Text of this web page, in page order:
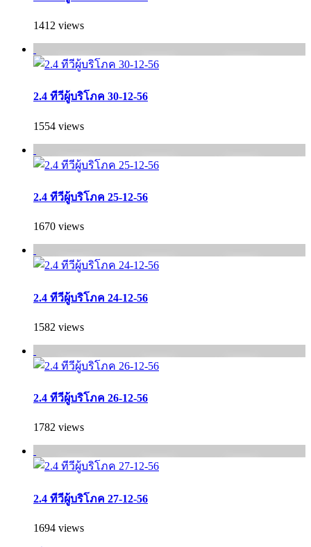
1412 views
2.4 ทีวีผู้บริโภค 30-12-56
1554 views
2.4 ทีวีผู้บริโภค 25-12-56
1670 views
2.4 ทีวีผู้บริโภค 24-12-56
1582 views
2.4 ทีวีผู้บริโภค 26-12-56
1782 views
2.4 ทีวีผู้บริโภค 27-12-56
1694 views